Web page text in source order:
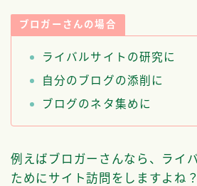
ブロガーさんの場合
ライバルサイトの研究に
自分のブログの添削に
ブログのネタ集めに
例えばブロガーさんなら、ライ
ためにサイト訪問をしますよね？